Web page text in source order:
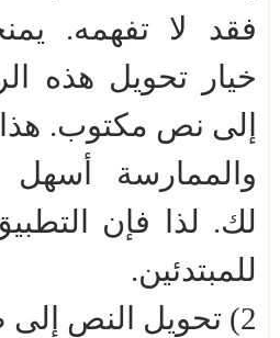
فقد لا تفهمه.
خيار تحويل هذه
إلى نص مكتوب.
والممارسة أسهل
لك. لذا فإن
للمبتدئين.
2) تحويل النص إلى صوت